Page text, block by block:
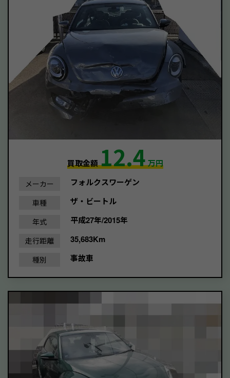
買取金額12.4万円
メーカー フォルクスワーゲン
車種 ザ・ビートル
年式 平成27年/2015年
走行距離 35,683Km
種別 事故車